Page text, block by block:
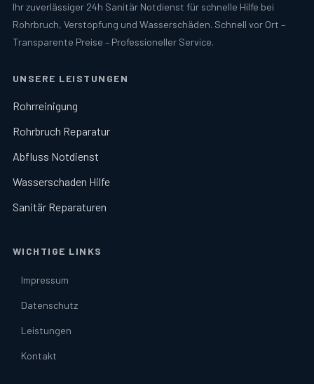
Ihr zuverlässiger 24h Sanitär Notdienst für schnelle Hilfe bei
Rohrbruch, Verstopfung und Wasserschäden. Schnell vor Ort –
Transparente Preise – Professioneller Service.
UNSERE LEISTUNGEN
Rohrreinigung
Rohrbruch Reparatur
Abfluss Notdienst
Wasserschaden Hilfe
Sanitär Reparaturen
WICHTIGE LINKS
Impressum
Datenschutz
Leistungen
Kontakt